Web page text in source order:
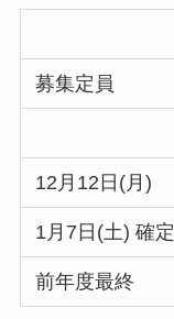
募集定員
12月12日(月)
1月7日(土)確定
前年度最終